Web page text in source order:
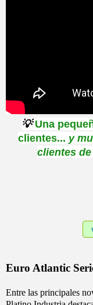
💡Una
clientes... y
clientes
Euro Atlantic
Entre las principales